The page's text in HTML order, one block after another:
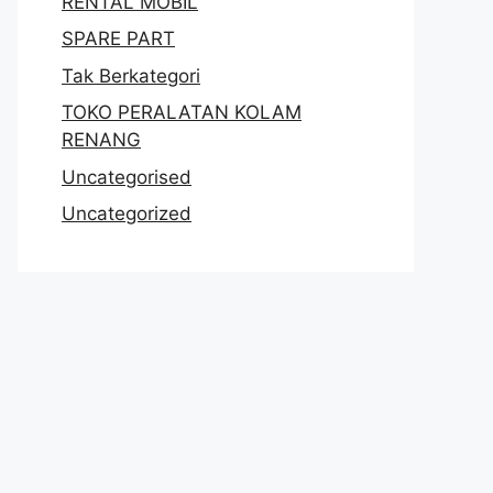
SPARE PART
Tak Berkategori
TOKO PERALATAN KOLAM
RENANG
Uncategorised
Uncategorized